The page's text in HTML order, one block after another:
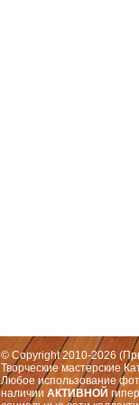
© Copyright 2010-2026
Творческие мастерские
Любое использование
наличии АКТИВНОЙ